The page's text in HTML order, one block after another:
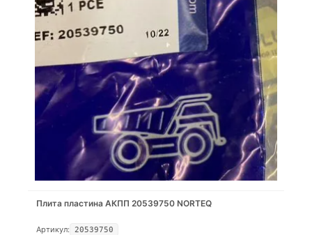
Плита пластина АКПП 20539750 NORTEQ
Артикул: 20539750